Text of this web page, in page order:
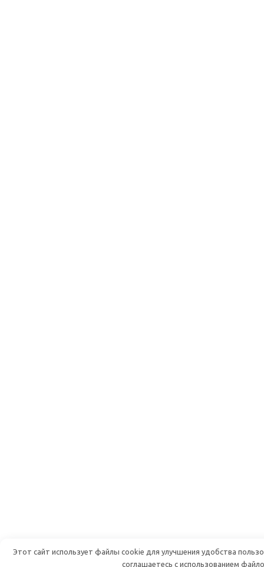
Этот сайт использует файлы cookie для улучшения удобства
соглашаетесь с использованием